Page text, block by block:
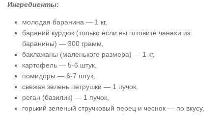
Ингредиенты:
молодая баранина — 1 кг,
бараний курдюк (только если вы готовите чанахи из
баранины) — 300 грамм,
баклажаны (маленького размера) — 1 кг,
картофель — 5-6 штук,
помидоры — 6-7 штук,
свежая зелень петрушки — 1 пучок,
реган (базилик) — 1 пучок,
горький зеленый стручковый перец и чеснок — по вкусу,